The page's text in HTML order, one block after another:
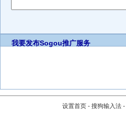
我要发布Sogou推广服务
设置首页 - 搜狗输入法 -